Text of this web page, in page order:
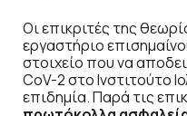
Οι επικριτές της
εργαστήριο
στοιχείο που να
CoV-2 στο Ινστιτούτο
επιδημία. Παρά τις